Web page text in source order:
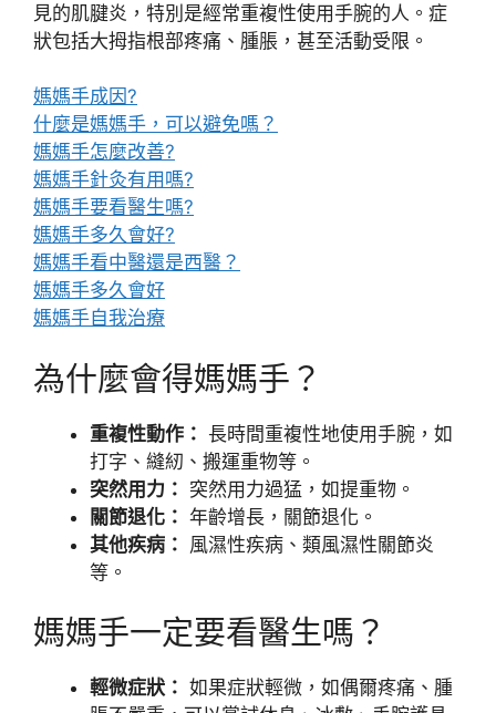
見的肌腱炎，特別是經常重複性使用手腕的人。症
狀包括大拇指根部疼痛、腫脹，甚至活動受限。
媽媽手成因?
什麼是媽媽手，可以避免嗎？
媽媽手怎麼改善?
媽媽手針灸有用嗎?
媽媽手要看醫生嗎?
媽媽手多久會好?
媽媽手看中醫還是西醫？
媽媽手多久會好
媽媽手自我治療
為什麼會得媽媽手？
重複性動作： 長時間重複性地使用手腕，如
打字、縫紉、搬運重物等。
突然用力： 突然用力過猛，如提重物。
關節退化： 年齡增長，關節退化。
其他疾病： 風濕性疾病、類風濕性關節炎
等。
媽媽手一定要看醫生嗎？
輕微症狀： 如果症狀輕微，如偶爾疼痛、腫